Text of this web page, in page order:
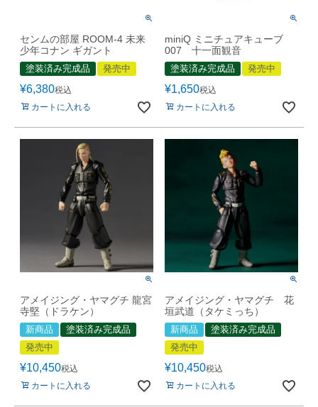
センムの部屋 ROOM-4 未来
少年コナン ギガント
塗装済み完成品 発売中
¥6,380税込
カートに入れる
miniQ ミニチュアキューブ
007 十一面観音
塗装済み完成品 発売中
¥1,650税込
カートに入れる
アメイジング・ヤマグチ 龍宮
寺堅（ドラケン）
新商品
塗装済み完成品
発売中
¥10,450税込
カートに入れる
アメイジング・ヤマグチ 花
垣武道（タケミっち）
新商品
塗装済み完成品
発売中
¥10,450税込
カートに入れる